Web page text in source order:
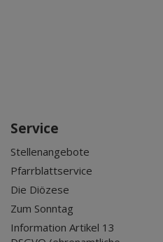
Service
Stellenangebote
Pfarrblattservice
Die Diözese
Zum Sonntag
Information Artikel 13